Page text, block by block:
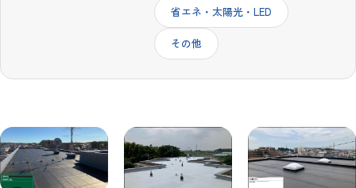
省エネ・太陽光・LED
その他